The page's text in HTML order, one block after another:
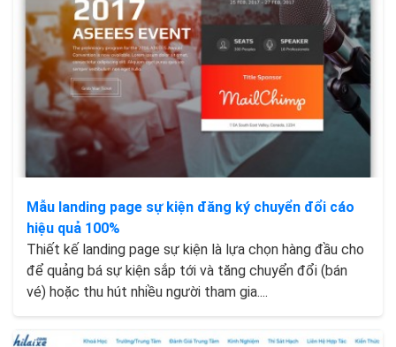
Mẫu landing page sự kiện đăng ký chuyển đổi cáo
hiệu quả 100%
Thiết kế landing page sự kiện là lựa chọn hàng đầu cho
để quảng bá sự kiện sắp tới và tăng chuyển đổi (bán
vé) hoặc thu hút nhiều người tham gia....